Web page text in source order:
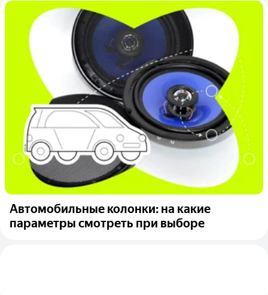
Автомобильные колонки: на какие
параметры смотреть при выборе